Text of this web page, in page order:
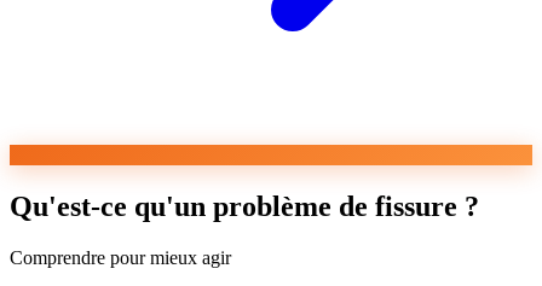
Qu'est-ce qu'un problème de fissure ?
Comprendre pour mieux agir